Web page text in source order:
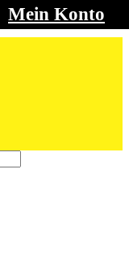
Mein Konto